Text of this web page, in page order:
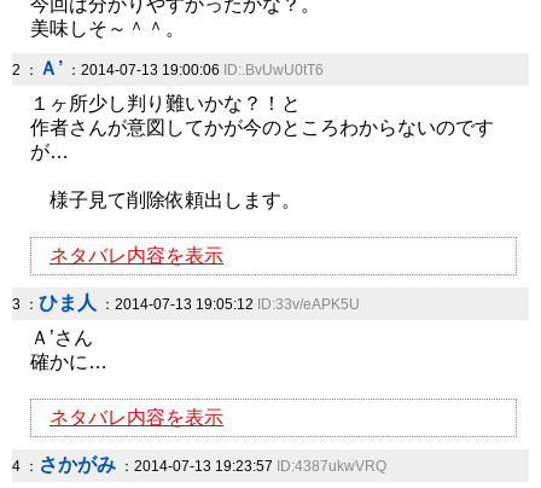
今回は分かりやすかったかな？。
美味しそ～＾＾。
2 ： Ａ’ ：2014-07-13 19:00:06 ID:.BvUwU0tT6
１ヶ所少し判り難いかな？！と
作者さんが意図してかが今のところわからないのです
が…
様子見て削除依頼出します。
ネタバレ内容を表示
3 ： ひま人 ：2014-07-13 19:05:12 ID:33v/eAPK5U
Ａ’さん
確かに…
ネタバレ内容を表示
4 ： さかがみ ：2014-07-13 19:23:57 ID:4387ukwVRQ